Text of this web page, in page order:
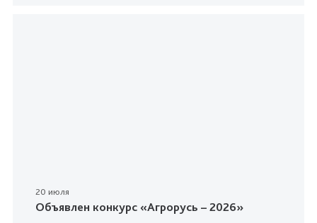
20 июля
Объявлен конкурс «Агрорусь – 2026»